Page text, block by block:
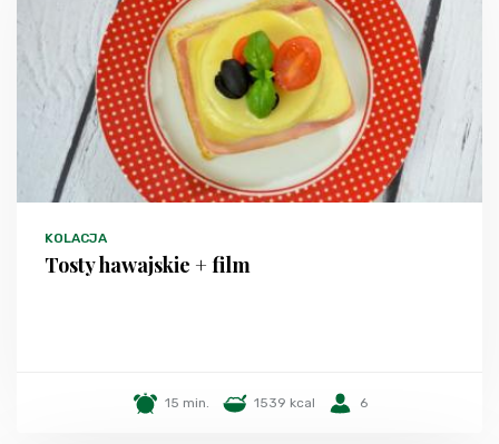
KOLACJA
Tosty hawajskie + film
15 min. 1539 kcal 6